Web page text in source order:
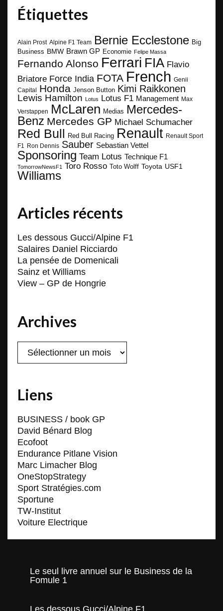
Étiquettes
Alain Prost Alpine F1 Team Bernie Ecclestone Big
Business BMW Brawn GP Economie Felipe Massa
Fernando Alonso Ferrari FIA Flavio
Briatore Force India FOTA French Genii
Capital
Honda Jenson Button Kimi Raikkonen
Lewis Hamilton Lotus Lotus F1 Management Max
Verstappen McLaren Medias Mercedes-
Benz Mercedes GP Michael Schumacher
Red Bull Red Bull Racing Renault Renault Sport
F1 Ron Dennis Sauber Sebastian Vettel
Sponsoring Team Lotus Technique F1
TomorrowNewsF1 Toro Rosso Toto Wolff Toyota USF1
Williams
Articles récents
Les dessous Gucci/Alpine F1
Salaires Daniel Ricciardo
La pensée de Domenicali
Sainz et Williams
View – GP de Hongrie
Archives
Archives
Liens
BUSINESS / book GP
David Bénard Blog
Ecofoot
Endurance Pitlane Vision
Marc Limacher Blog
OneStopStrategy
Sport Stratégies.com
Sportune
TW-Institut
Voiture Electrique
Le seul livre annuel sur le Business de la
Fomule 1
Les dessous Gucci/Alpine F1